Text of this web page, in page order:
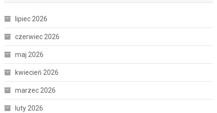
lipiec 2026
czerwiec 2026
maj 2026
kwiecień 2026
marzec 2026
luty 2026